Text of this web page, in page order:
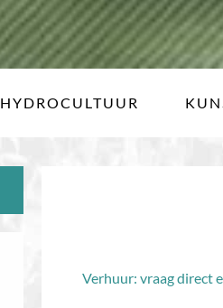
HYDROCULTUUR
Verhuur: vraag direct